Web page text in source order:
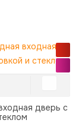
дверь с